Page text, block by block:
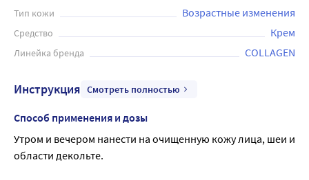
Тип кожи Возрастные изменения
Средство Крем
Линейка бренда COLLAGEN
Инструкция Смотреть полностью
Способ применения и дозы
Утром и вечером нанести на очищенную кожу лица, шеи и
области декольте.